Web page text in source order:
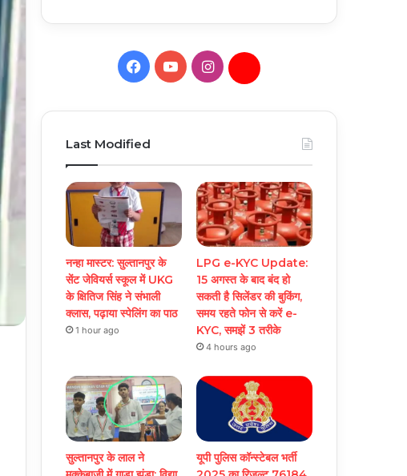
Facebook
YouTubeInstagramDaily
Last Modified
नन्हा मास्टर: सुल्तानपुर के
सेंट जेवियर्स स्कूल में UKG
के क्षितिज सिंह ने संभाली
क्लास, पढ़ाया स्पेलिंग का पाठ
1 hour ago
LPG e-KYC Update:
15 अगस्त के बाद बंद हो
सकती है सिलेंडर की बुकिंग,
समय रहते फोन से करें e-
KYC, समझें 3 तरीके
4 hours ago
सुल्तानपुर के लाल ने
यूपी पुलिस कॉन्स्टेबल भर्ती